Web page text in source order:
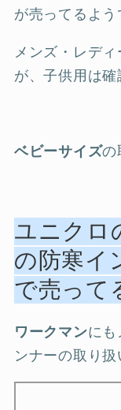
が売ってるよう
メンズ・レデ
が、子供用は確
ベビーサイズの
ユニクロ
の防寒イ
で売って
ワークマンに
ンナーの取り扱